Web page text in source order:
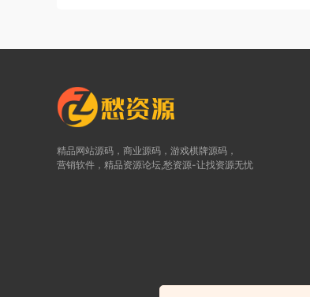
精品网站源码，商业源码，游戏棋牌源码，
营销软件，精品资源论坛,愁资源-让找资源无忧